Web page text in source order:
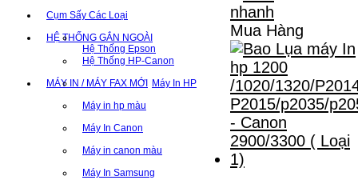
Cụm Sấy Các Loại
HỆ THỐNG GẮN NGOÀI
Hệ Thống Epson
Hệ Thống HP-Canon
MÁY IN / MÁY FAX MỚI Máy In HP
Máy in hp màu
Máy In Canon
Máy in canon màu
Máy In Samsung
Mua Hàng